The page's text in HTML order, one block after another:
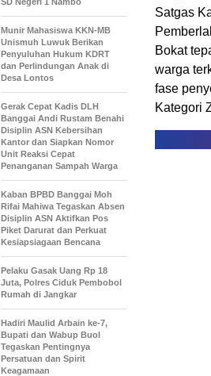
Satgas
Bokat
warga
fase
Kategori
Munir Mahasiswa KKN-MB
Unismuh Luwuk Berikan
Penyuluhan Hukum KDRT
dan Perlindungan Anak di
Desa Lontos
Gerak Cepat Kadis DLH
Banggai Andi Rustam Benahi
Disiplin ASN Kebersihan
Kantor dan Siapkan Nomor
Unit Reaksi Cepat
Penanganan Sampah Warga
Kaban BPBD Banggai Moh
Rifai Mahiwa Tegaskan Absen
Disiplin ASN Aktifkan Pos
Piket Darurat dan Perkuat
Kesiapsiagaan Bencana
Pelaku Gasak Uang Rp 18
Juta, Polres Ciduk Pembobol
Rumah di Jangkar
Hadiri Maulid Arbain ke-7,
Bupati dan Wabup Buol
Tegaskan Pentingnya
Persatuan dan Spirit
Keagamaan